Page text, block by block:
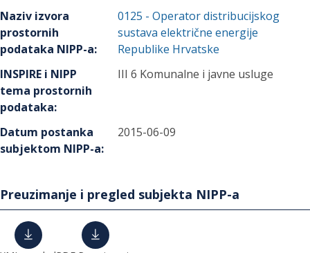
Naziv izvora
prostornih
podataka NIPP-a:
0125 -Operator distribucijskog
sustava električne energije
Republike Hrvatske
INSPIRE i NIPP
tema prostornih
podataka:
III 6 Komunalne i javne usluge
Datum postanka
subjektom NIPP-a:
2015-06-09
Preuzimanje i pregled subjekta NIPP-a